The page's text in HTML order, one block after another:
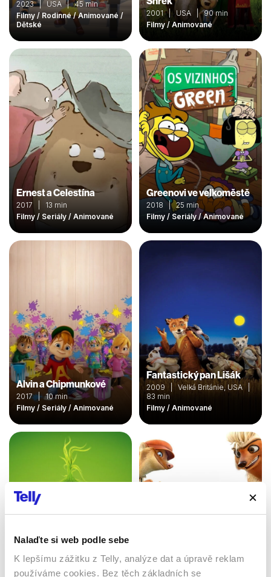
Nalaďte si web podle sebe
K lepšímu zážitku z Telly, analýze dat a úpravě reklam
používáme cookies. Bez těch základních se
2023 | USA | 45 min
Filmy / Rodinné / Animované /
Dětské
2001 | USA | 90 min
Filmy / Animované
Ernest a Celestína
2017 | 13 min
Filmy / Seriály / Animované
Greenovi ve velkoměstě
2018 | 25 min
Filmy / Seriály / Animované
Alvin a Chipmunkové
2017 | 10 min
Filmy / Seriály / Animované
Fantastický pan Lišák
2009 | Velká Británie, USA |
83 min
Filmy / Animované
The Grinch Odvážná Emma